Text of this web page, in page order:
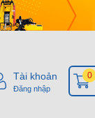
Tài khoản
Đăng nhập
0